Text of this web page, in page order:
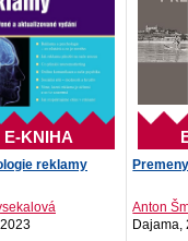
E-KNIHA
reklamy
Anton
Dajama,